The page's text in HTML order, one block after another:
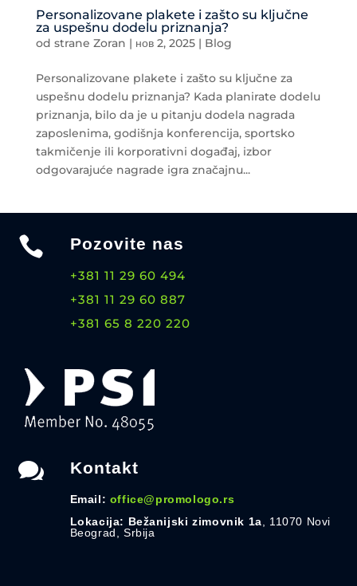
Personalizovane plakete i zašto su ključne
za uspešnu dodelu priznanja?
od strane Zoran | нов 2, 2025| Blog
Personalizovane plakete i zašto su ključne za
uspešnu dodelu priznanja? Kada planirate dodelu
priznanja, bilo da je u pitanju dodela nagrada
zaposlenima, godišnja konferencija, sportsko
takmičenje ili korporativni događaj, izbor
odgovarajuće nagrade igra značajnu...
 Pozovite nas
+381 11 29 60 494
+381 11 29 60 887
+381 65 8 220 220
 Kontakt
Email: office@promologo.rs
Lokacija: Bežanijski zimovnik 1a , 11070 Novi
Beograd, Srbija